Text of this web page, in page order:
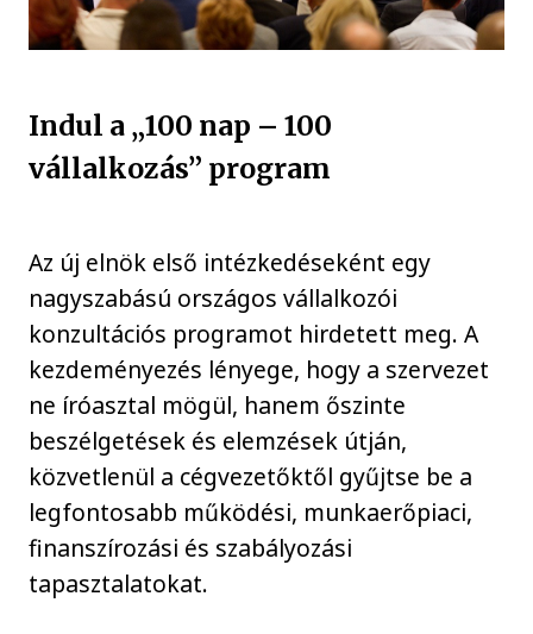
Indul a „100 nap – 100
vállalkozás” program
Az új elnök első intézkedéseként egy
nagyszabású országos vállalkozói
konzultációs programot hirdetett meg. A
kezdeményezés lényege, hogy a szervezet
ne íróasztal mögül, hanem őszinte
beszélgetések és elemzések útján,
közvetlenül a cégvezetőktől gyűjtse be a
legfontosabb működési, munkaerőpiaci,
finanszírozási és szabályozási
tapasztalatokat.